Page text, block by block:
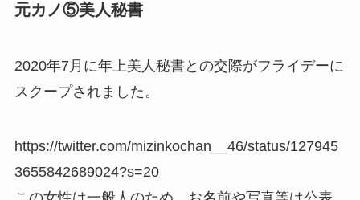
元カノ⑤美人秘書
2020年7月に年上美人秘書との交際がフライデーに
スクープされました。
https://twitter.com/mizinkochan__46/status/127945
3655842689024?s=20